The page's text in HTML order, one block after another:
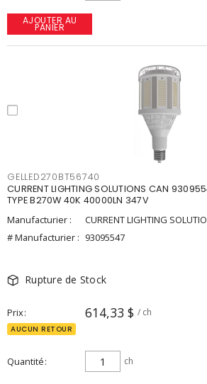
AJOUTER AU
PANIER
GELLED270BT56740
CURRENT LIGHTING SOLUTIONS CAN
TYPE B270W 40K 40000LN 347V
Manufacturier :
CURRENT LIGHTING
# Manufacturier : 93095547
Rupture de Stock
Prix 614,33 $ / ch
AUCUN RETOUR
Quantité ch